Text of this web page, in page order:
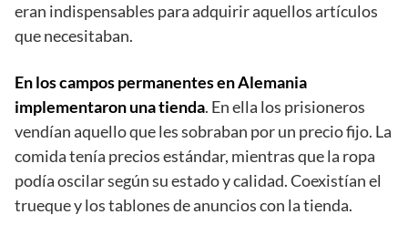
eran indispensables para adquirir aquellos artículos
que necesitaban.
En los campos permanentes en Alemania
implementaronuna tienda. En ella los prisioneros
vendían aquello que les sobraban por un precio fijo. La
comida tenía precios estándar, mientras que la ropa
podía oscilar según su estado y calidad. Coexistían el
trueque y los tablones de anuncios con la tienda.